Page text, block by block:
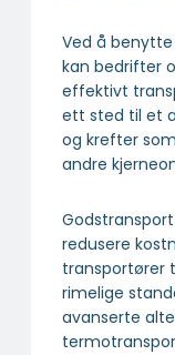
Ved å
kan bedrifter
effektivt
ett sted til et
og krefter
andre
redusere
transportører
rimelige
avanserte